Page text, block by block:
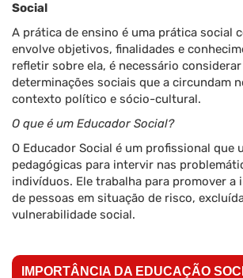
Social
A prática de ensino é uma prática social
envolve objetivos, finalidades e
refletir sobre ela, é necessário
determinações sociais que a circundam
contexto político e sócio-cultural.
O que é um Educador Social?
O Educador Social é um profissional que
pedagógicas para intervir nas
indivíduos. Ele trabalha para promover a
de pessoas em situação de risco,
vulnerabilidade social.
IMPORTÂNCIA DA EDUCAÇÃO